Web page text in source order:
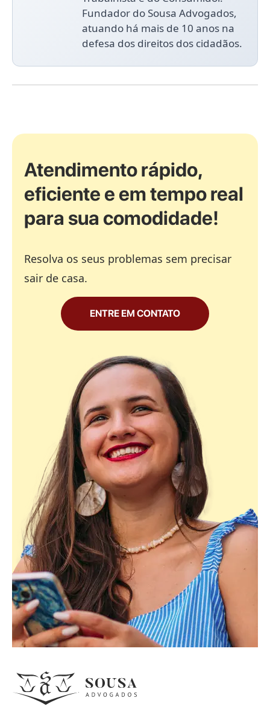
Fundador do Sousa Advogados,
atuando há mais de 10 anos na
defesa dos direitos dos cidadãos.
Atendimento rápido,
eficiente e em tempo real
para sua comodidade!
Resolva os seus problemas sem precisar
sair de casa.
ENTRE EM CONTATO